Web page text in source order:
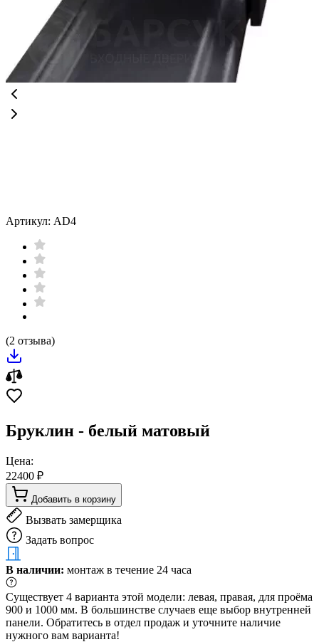
Артикул: AD4
(2 отзыва)
Бруклин - белый матовый
Цена:
22400 ₽
Добавить в корзину
Вызвать замерщика
Задать вопрос
В наличии: монтаж в течение 24 часа
Существует 4 варианта этой модели: левая, правая, для проёма
900 и 1000 мм. В большинстве случаев еще выбор внутренней
панели. Обратитесь в отдел продаж и уточните наличие
нужного вам варианта!